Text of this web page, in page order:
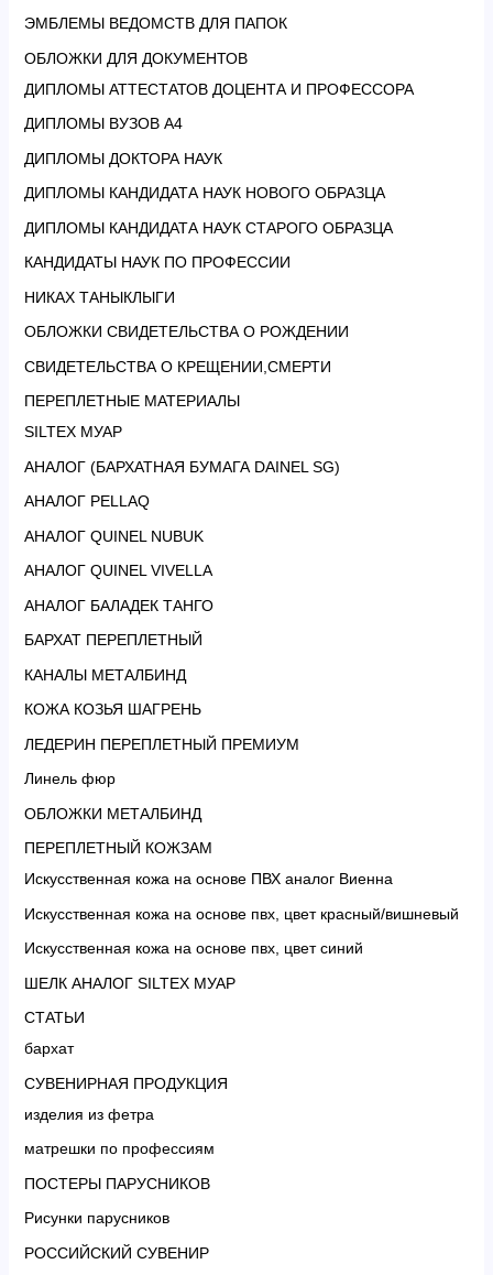
ЭМБЛЕМЫ ВЕДОМСТВ ДЛЯ ПАПОК
ОБЛОЖКИ ДЛЯ ДОКУМЕНТОВ
ДИПЛОМЫ АТТЕСТАТОВ ДОЦЕНТА И ПРОФЕССОРА
ДИПЛОМЫ ВУЗОВ А4
ДИПЛОМЫ ДОКТОРА НАУК
ДИПЛОМЫ КАНДИДАТА НАУК НОВОГО ОБРАЗЦА
ДИПЛОМЫ КАНДИДАТА НАУК СТАРОГО ОБРАЗЦА
КАНДИДАТЫ НАУК ПО ПРОФЕССИИ
НИКАХ ТАНЫКЛЫГИ
ОБЛОЖКИ СВИДЕТЕЛЬСТВА О РОЖДЕНИИ
СВИДЕТЕЛЬСТВА О КРЕЩЕНИИ,СМЕРТИ
ПЕРЕПЛЕТНЫЕ МАТЕРИАЛЫ
SILTEX МУАР
АНАЛОГ (БАРХАТНАЯ БУМАГА DAINEL SG)
АНАЛОГ PELLAQ
АНАЛОГ QUINEL NUBUK
АНАЛОГ QUINEL VIVELLA
АНАЛОГ БАЛАДЕК ТАНГО
БАРХАТ ПЕРЕПЛЕТНЫЙ
КАНАЛЫ МЕТАЛБИНД
КОЖА КОЗЬЯ ШАГРЕНЬ
ЛЕДЕРИН ПЕРЕПЛЕТНЫЙ ПРЕМИУМ
Линель фюр
ОБЛОЖКИ МЕТАЛБИНД
ПЕРЕПЛЕТНЫЙ КОЖЗАМ
Искусственная кожа на основе ПВХ аналог Виенна
Искусственная кожа на основе пвх, цвет красный/вишневый
Искусственная кожа на основе пвх, цвет синий
ШЕЛК АНАЛОГ SILTEX МУАР
СТАТЬИ
бархат
СУВЕНИРНАЯ ПРОДУКЦИЯ
изделия из фетра
матрешки по профессиям
ПОСТЕРЫ ПАРУСНИКОВ
Рисунки парусников
РОССИЙСКИЙ СУВЕНИР